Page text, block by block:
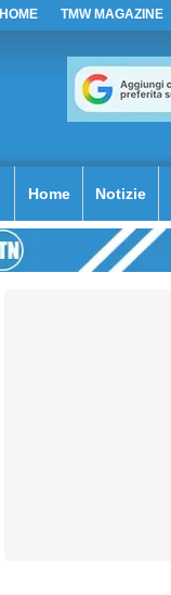
HOME TMW MAGAZINE
Home Notizie